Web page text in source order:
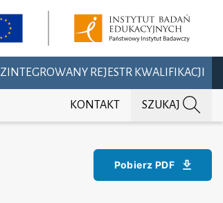
ZINTEGROWANY REJESTR KWALIFIKACJI
KONTAKT SZUKAJ